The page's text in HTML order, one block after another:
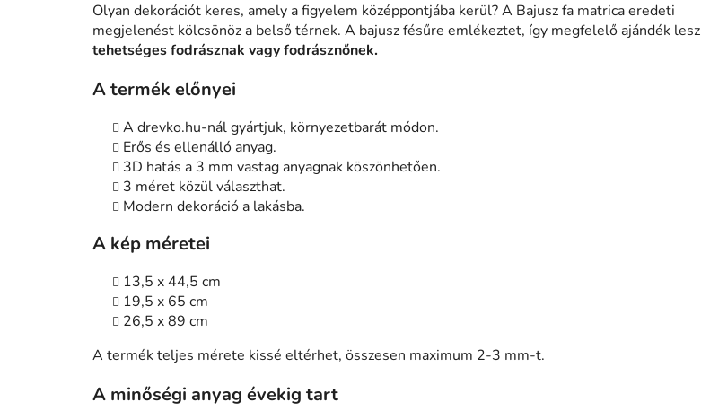
Olyan dekorációt keres, amely a figyelem középpontjába kerül? A Bajusz fa matrica eredeti
megjelenést kölcsönöz a belső térnek. A bajusz fésűre emlékeztet, így megfelelő ajándék lesz
tehetséges fodrásznak vagy fodrásznőnek.
A termék előnyei
A drevko.hu-nál gyártjuk, környezetbarát módon.
Erős és ellenálló anyag.
3D hatás a 3 mm vastag anyagnak köszönhetően.
3 méret közül választhat.
Modern dekoráció a lakásba.
A kép méretei
13,5 x 44,5 cm
19,5 x 65 cm
26,5 x 89 cm
A termék teljes mérete kissé eltérhet, összesen maximum 2-3 mm-t.
A minőségi anyag évekig tart